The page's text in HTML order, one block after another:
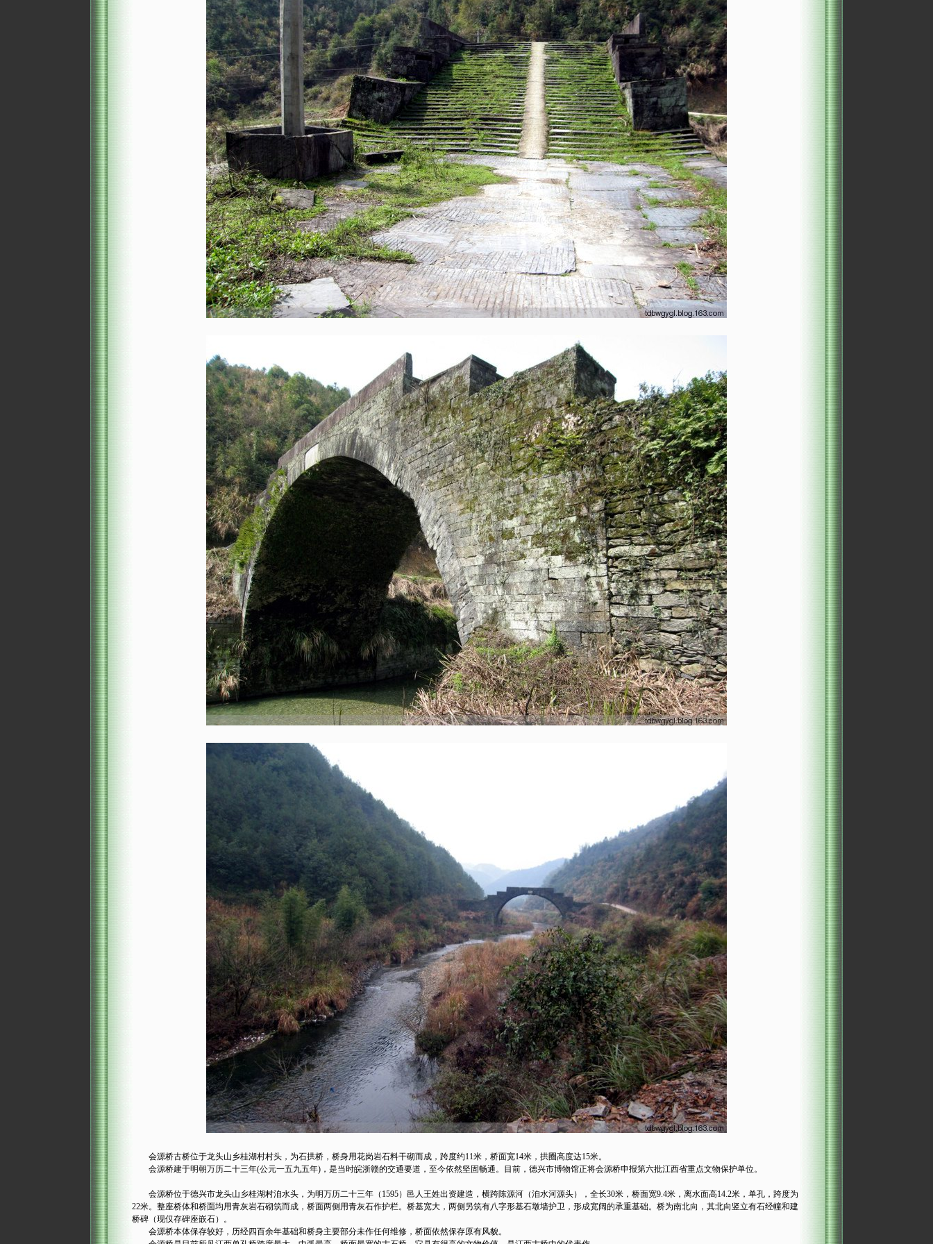
会源桥古桥位于龙头山乡桂湖村村头，为石拱桥，桥身用花岗岩石料干砌而成，跨度约11米，桥面宽14米，拱圈高度达15米。
会源桥建于明朝万历二十三年(公元一五九五年)，是当时皖浙赣的交通要道，至今依然坚固畅通。目前，德兴市博物馆正将会源桥申报第六批江西省重点文物保护单位。
会源桥位于德兴市龙头山乡桂湖村洎水头，为明万历二十三年（1595）邑人王姓出资建造，横跨陈源河（洎水河源头），全长30米，桥面宽9.4米，离水面高14.2米，单孔，跨度为
22米。整座桥体和桥面均用青灰岩石砌筑而成，桥面两侧用青灰石作护栏。桥基宽大，两侧另筑有八字形基石墩墙护卫，形成宽阔的承重基础。桥为南北向，其北向竖立有石经幢和建
桥碑（现仅存碑座嵌石）。
会源桥本体保存较好，历经四百余年基础和桥身主要部分未作任何维修，桥面依然保存原有风貌。